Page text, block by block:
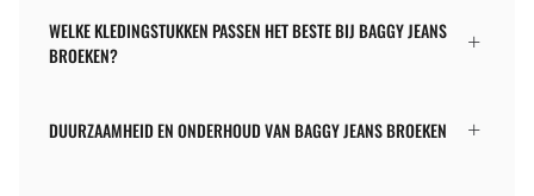
WELKE KLEDINGSTUKKEN PASSEN HET BESTE BIJ BAGGY JEANS
BROEKEN?
DUURZAAMHEID EN ONDERHOUD VAN BAGGY JEANS BROEKEN